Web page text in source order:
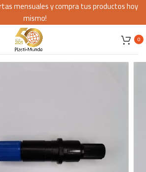
0
mensuales y compra tus productos hoy
mismo!